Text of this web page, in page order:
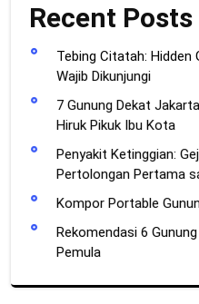
Recent Posts
Tebing Citatah: Hidden
Wajib Dikunjungi
7 Gunung Dekat
Hiruk Pikuk Ibu Kota
Penyakit Ketinggian:
Pertolongan Pertama
Kompor Portable
Rekomendasi 6
Pemula